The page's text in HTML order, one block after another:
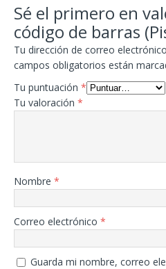
Sé el primero en
código de barras
Tu dirección de correo
campos obligatorios están
Tu puntuación *
Tu valoración *
Nombre *
Correo electrónico *
Guarda mi nombre, correo